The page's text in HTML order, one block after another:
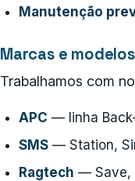
Manutenção
Marcas e
Trabalhamos com
APC — linha
SMS— Station,
Ragtech — Save,